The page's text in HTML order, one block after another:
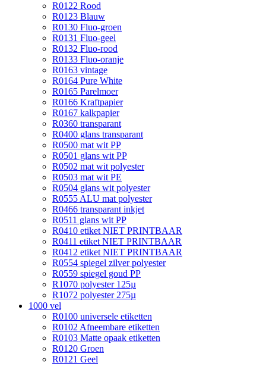
R0122 Rood
R0123 Blauw
R0130 Fluo-groen
R0131 Fluo-geel
R0132 Fluo-rood
R0133 Fluo-oranje
R0163 vintage
R0164 Pure White
R0165 Parelmoer
R0166 Kraftpapier
R0167 kalkpapier
R0360 transparant
R0400 glans transparant
R0500 mat wit PP
R0501 glans wit PP
R0502 mat wit polyester
R0503 mat wit PE
R0504 glans wit polyester
R0555 ALU mat polyester
R0466 transparant inkjet
R0511 glans wit PP
R0410 etiket NIET PRINTBAAR
R0411 etiket NIET PRINTBAAR
R0412 etiket NIET PRINTBAAR
R0554 spiegel zilver polyester
R0559 spiegel goud PP
R1070 polyester 125µ
R1072 polyester 275µ
1000 vel
R0100 universele etiketten
R0102 Afneembare etiketten
R0103 Matte opaak etiketten
R0120 Groen
R0121 Geel